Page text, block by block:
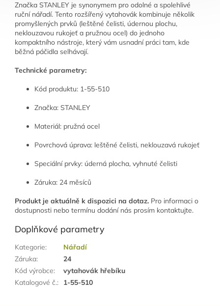
Značka STANLEY je synonymem pro odolné a spolehlivé
ruční nářadí. Tento rozšířený vytahovák kombinuje několik
promyšlených prvků (leštěné čelisti, údernou plochu,
neklouzavou rukojeť a pružnou ocel) do jednoho
kompaktního nástroje, který vám usnadní práci tam, kde
běžná páčidla selhávají.
Technické parametry:
Kód produktu: 1-55-510
Značka: STANLEY
Materiál: pružná ocel
Povrchová úprava: leštěné čelisti, neklouzavá rukojeť
Speciální prvky: úderná plocha, vyhnuté čelisti
Záruka: 24 měsíců
Produkt je aktuálně k dispozici na dotaz. Pro informaci o
dostupnosti nebo termínu dodání nás prosím kontaktujte.
Doplňkové parametry
Kategorie:
Nářadí
Záruka:
24
Kód výrobce:
vytahovák hřebíku
Katalogové č.: 1-55-510